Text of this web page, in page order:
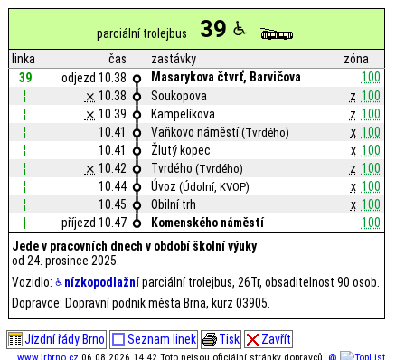
parciální trolejbus 39
linka čas zastávky
zóna
39
odjezd 10.38 Masarykova čtvrť, Barvičova
100
¦
⨯ 10.38 Soukopova z 100
¦
⨯ 10.39 Kampelíkova z 100
¦
10.41 Vaňkovo náměstí(Tvrdého) x 100
¦
10.41 Žlutý kopec x 100
¦
⨯ 10.42 Tvrdého(Tvrdého) z 100
¦
10.44 Úvoz(Údolní, KVOP) x 100
¦
10.45 Obilní trh x 100
¦
příjezd 10.47 Komenského náměstí
100
Jede v pracovních dnech v období školní výuky
od 24. prosince 2025.
Vozidlo: nízkopodlažníparciální trolejbus, 26Tr, obsaditelnost 90 osob.
Dopravce: Dopravní podnik města Brna, kurz 03905.
Jízdní řády Brno Seznam linek Tisk Zavřít